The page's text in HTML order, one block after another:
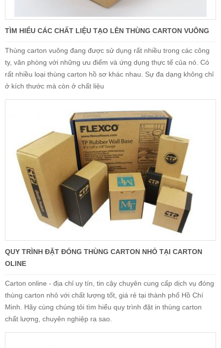
TÌM HIỂU CÁC CHẤT LIỆU TẠO LÊN THÙNG CARTON VUÔNG
Thùng carton vuông đang được sử dụng rất nhiều trong các công
ty, văn phòng với những ưu điểm và ứng dụng thực tế của nó. Có
rất nhiều loại thùng carton hồ sơ khác nhau. Sự đa dạng không chỉ
ở kích thước mà còn ở chất liệu
QUY TRÌNH ĐẶT ĐÓNG THÙNG CARTON NHỎ TẠI CARTON
OLINE
Carton online - địa chỉ uy tín, tin cậy chuyên cung cấp dịch vụ đóng
thùng carton nhỏ với chất lượng tốt, giá rẻ tại thành phố Hồ Chí
Minh. Hãy cùng chúng tôi tìm hiểu quy trình đặt in thùng carton
chất lượng, chuyên nghiệp ra sao.